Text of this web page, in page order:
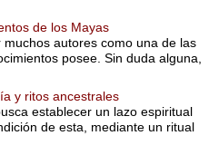
de los Mayas
autores como una de las
posee. Sin duda alguna,
y ritos ancestrales
establecer un lazo espiritual
de esta, mediante un ritual